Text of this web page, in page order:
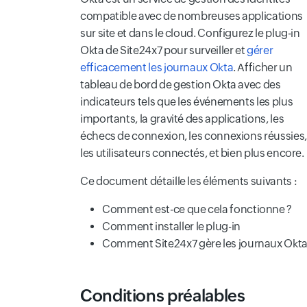
compatible avec de nombreuses applications
sur site et dans le cloud. Configurez le plug-in
Okta de Site24x7 pour surveiller etgérer
efficacement les journaux Okta. Afficher un
tableau de bord de gestion Okta avec des
indicateurs tels que les événements les plus
importants, la gravité des applications, les
échecs de connexion, les connexions réussies,
les utilisateurs connectés, et bien plus encore.
Ce document détaille les éléments suivants :
Comment est-ce que cela fonctionne ?
Comment installer le plug-in
Comment Site24x7 gère les journaux Okta
Conditions préalables